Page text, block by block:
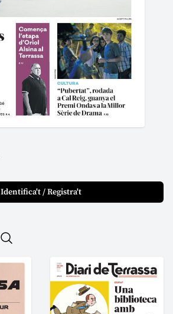
Identifica't / Registra't